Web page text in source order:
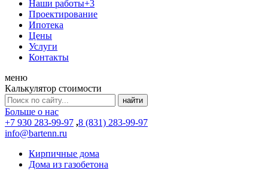
Наши работы+3
Проектирование
Ипотека
Цены
Услуги
Контакты
меню
Калькулятор стоимости
Больше о нас
+7 930 283-99-97 ,8 (831) 283-99-97
info@bartenn.ru
Кирпичные дома
Дома из газобетона